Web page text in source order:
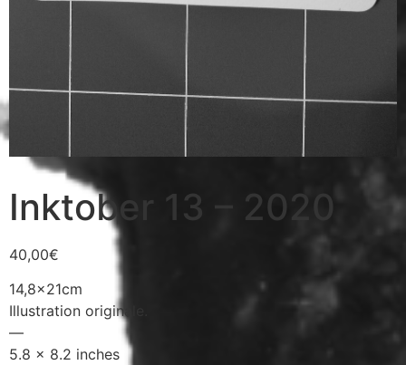
Inktober 13 – 2020
40,00€
14,8x21cm
Illustration originale.
—
5.8 x 8.2 inches